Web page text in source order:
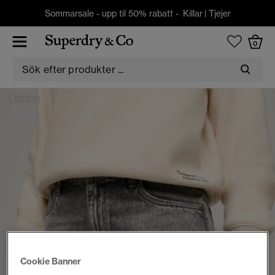
Sommarsale - upp til 50% rabatt - Killar| Tjejer
0
BYXOR
Cookie Banner